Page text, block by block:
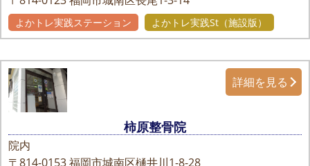
よかトレ実践ステーション よかトレ実践St（施設版）
柿原整骨院
院内
〒814-0153福岡市城南区樋井川1-8-28
詳細を見る